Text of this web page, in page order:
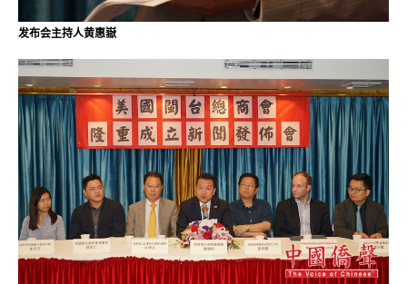
发布会主持人黄惠嶽